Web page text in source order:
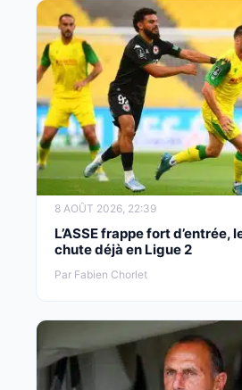
8 AOÛT 2026, 22:39
L’ASSE frappe fort d’entrée,
chute déjà en Ligue 2
Par Fabien Chorlet